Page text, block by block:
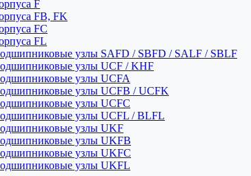
F
FB, FK
FC
FL
узлы SAFD / SBFD / SALF / SBLF
узлы UCF / KHF
узлы UCFA
узлы UCFB / UCFK
узлы UCFC
узлы UCFL / BLFL
узлы UKF
узлы UKFB
узлы UKFC
узлы UKFL